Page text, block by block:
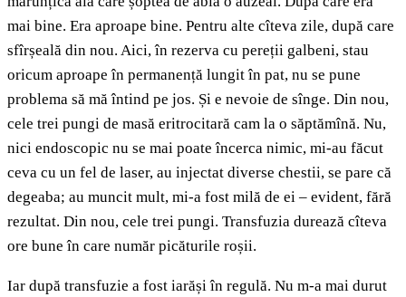
mai bine. Era aproape bine. Pentru alte cîteva zile, după care
sfîrșeală din nou. Aici, în rezerva cu pereții galbeni, stau
oricum aproape în permanență lungit în pat, nu se pune
problema să mă întind pe jos. Și e nevoie de sînge. Din nou,
cele trei pungi de masă eritrocitară cam la o săptămînă. Nu,
nici endoscopic nu se mai poate încerca nimic, mi-au făcut
ceva cu un fel de laser, au injectat diverse chestii, se pare că
degeaba; au muncit mult, mi-a fost milă de ei – evident, fără
rezultat. Din nou, cele trei pungi. Transfuzia durează cîteva
ore bune în care număr picăturile roșii.
Iar după transfuzie a fost iarăși în regulă. Nu m-a mai durut